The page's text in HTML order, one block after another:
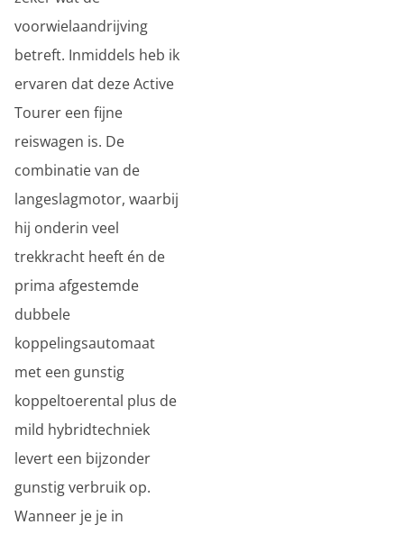
voorwielaandrijving
betreft. Inmiddels heb ik
ervaren dat deze Active
Tourer een fijne
reiswagen is. De
combinatie van de
langeslagmotor, waarbij
hij onderin veel
trekkracht heeft én de
prima afgestemde
dubbele
koppelingsautomaat
met een gunstig
koppeltoerental plus de
mild hybridtechniek
levert een bijzonder
gunstig verbruik op.
Wanneer je je in